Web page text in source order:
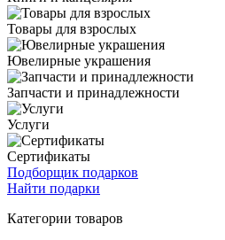
Товары для взрослых
Ювелирные украшения
Запчасти и принадлежности
Услуги
Сертификаты
Подборщик подарков
Найти подарки
Категории товаров